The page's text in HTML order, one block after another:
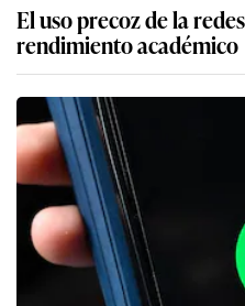
El uso precoz de la
rendimiento académico